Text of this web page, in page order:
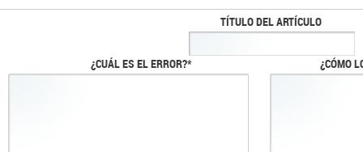
TÍTULO DEL ARTÍCULO
¿CUÁL ES EL ERROR?* ¿CÓMO